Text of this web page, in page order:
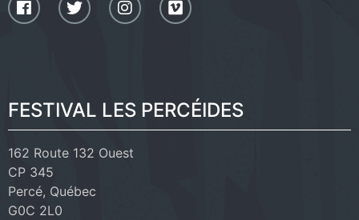
FESTIVAL LES PERCÉIDES
162 Route 132 Ouest
CP 345
Percé, Québec
G0C 2L0